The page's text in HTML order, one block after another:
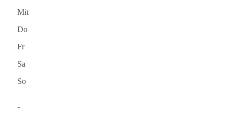
Mit
Do
Fr
Sa
So
-